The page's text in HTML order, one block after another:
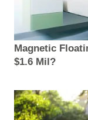
Magnetic
$1.6 Mil?